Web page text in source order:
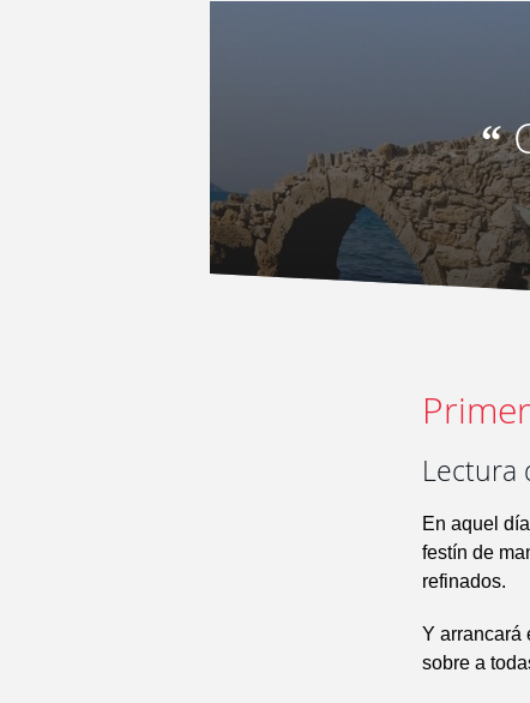
“
Lectura
En aquel
festín de
refinados.
Y arrancará
sobre a